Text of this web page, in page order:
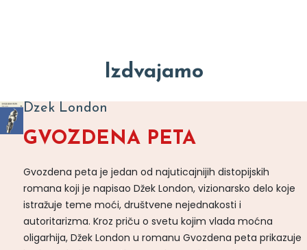
Izdvajamo
Dzek London
GVOZDENA PETA
Gvozdena peta je jedan od najuticajnijih distopijskih
romana koji je napisao Džek London, vizionarsko delo koje
istražuje teme moći, društvene nejednakosti i
autoritarizma. Kroz priču o svetu kojim vlada moćna
oligarhija, Džek London u romanu Gvozdena peta prikazuje